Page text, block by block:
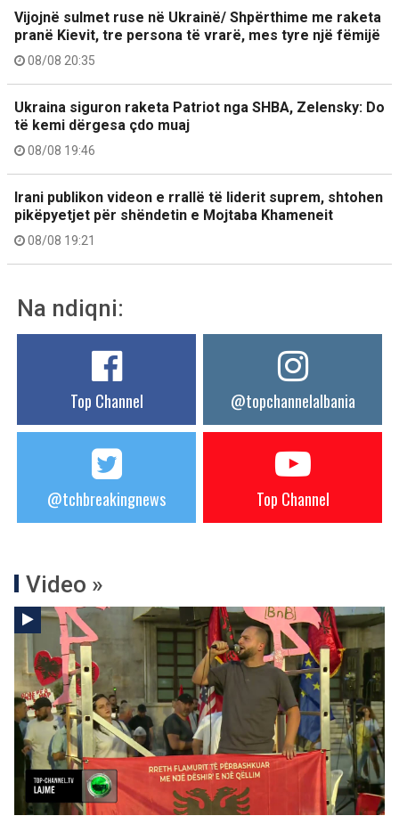
Vijojnë sulmet ruse në Ukrainë/ Shpërthime me raketa
pranë Kievit, tre persona të vrarë, mes tyre një fëmijë
08/08 20:35
Ukraina siguron raketa Patriot nga SHBA, Zelensky: Do
të kemi dërgesa çdo muaj
08/08 19:46
Irani publikon videon e rrallë të liderit suprem, shtohen
pikëpyetjet për shëndetin e Mojtaba Khameneit
08/08 19:21
Na ndiqni:
Top Channel @topchannelalbania
@tchbreakingnews Top Channel
Video »